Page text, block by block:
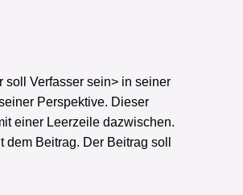
soll Verfasser sein> in seiner
Perspektive. Dieser
einer Leerzeile dazwischen.
Beitrag. Der Beitrag soll